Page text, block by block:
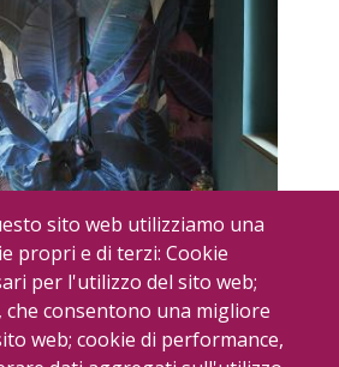
uno spazio domestico
Privato
sito web utilizziamo una
propri e di terzi: Cookie
per l'utilizzo del sito web;
consentono una migliore
web; cookie di performance,